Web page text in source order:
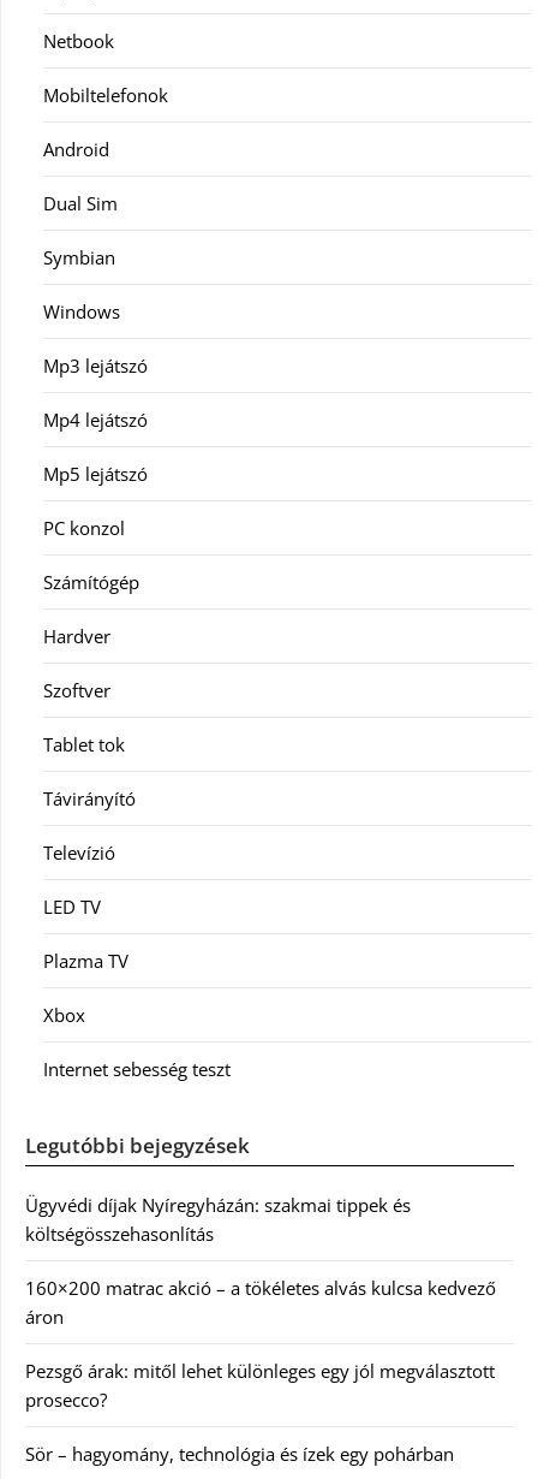
Netbook
Mobiltelefonok
Android
Dual Sim
Symbian
Windows
Mp3 lejátszó
Mp4 lejátszó
Mp5 lejátszó
PC konzol
Számítógép
Hardver
Szoftver
Tablet tok
Távirányító
Televízió
LED TV
Plazma TV
Xbox
Internet sebesség teszt
Legutóbbi bejegyzések
Ügyvédi díjak Nyíregyházán: szakmai tippek és
költségösszehasonlítás
160×200 matrac akció – a tökéletes alvás kulcsa kedvező
áron
Pezsgő árak: mitől lehet különleges egy jól megválasztott
prosecco?
Sör – hagyomány, technológia és ízek egy pohárban